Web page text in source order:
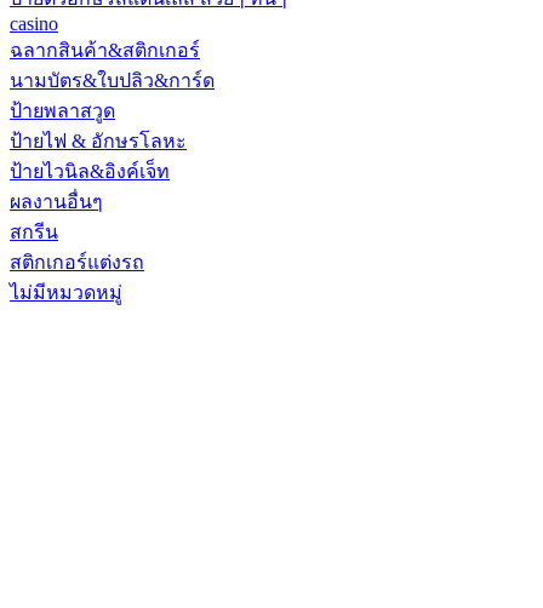
casino
ฉลากสินค้า&สติกเกอร์
นามบัตร&ใบปลิว&การ์ด
ป้ายพลาสวูด
ป้ายไฟ & อักษรโลหะ
ป้ายไวนิล&อิงค์เจ็ท
ผลงานอื่นๆ
สกรีน
สติกเกอร์แต่งรถ
ไม่มีหมวดหมู่